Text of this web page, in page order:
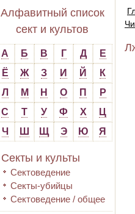
Помощь центру
Алфавитный список
сект и культов
А Б В Г Д
Е
Ё
Ж З И Й
К
Л
М Н О П
Р
С
Т У Ф Х
Ц
Ч
Ш Щ Э Ю Я
Секты и культы
Сектоведение
Секты-убийцы
Сектоведение / общее